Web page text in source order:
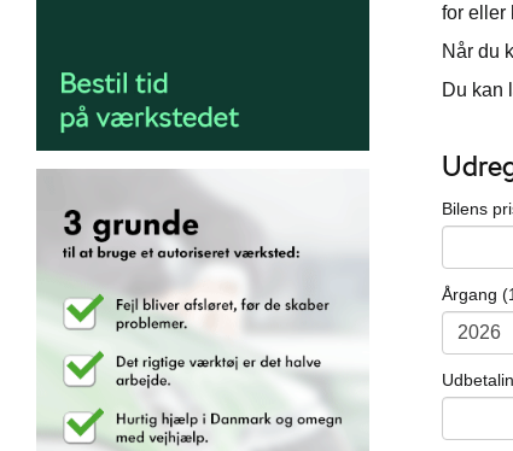
for eller
Når du
Du kan
Bilens
Årgang